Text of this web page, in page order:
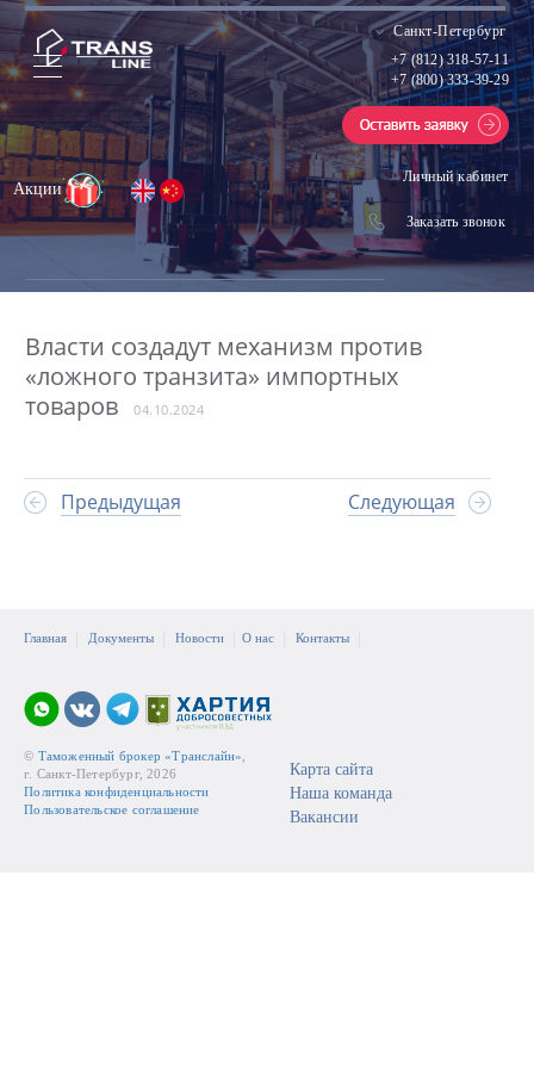
Санкт-Петербург
Заказать звонок
+7 (812) 318-57-11
+7 (800) 333-39-29
Личный кабинет
Акции
Власти создадут механизм против
«ложного транзита» импортных
товаров
04.10.2024
Предыдущая Следующая
Главная Документы Новости О нас Контакты
© Таможенный брокер «Транслайн»
г. Санкт-Петербург, 2026
Политика конфиденциальности
Пользовательское соглашение
Карта сайта
Наша команда
Вакансии